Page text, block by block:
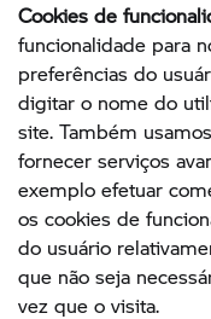
Cookies de
funcionalidade para
preferências do
digitar o nome do
site. Também
fornecer serviços
exemplo efetuar
os cookies de
do usuário
que não seja
vez que o visita.